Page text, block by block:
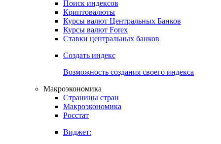
Получить доступ
Индикаторы рынка
Поиск индексов
Курсы валют Центральных Банков
Ставки центральных банков
Создать индекс
Возможность создания своего индекса
Страницы стран